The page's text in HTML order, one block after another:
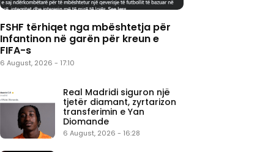
FSHF tërhiqet nga mbështetja për
Infantinon në garën për kreun e
FIFA-s
6 August, 2026 - 17:10
Real Madridi siguron një
tjetër diamant, zyrtarizon
transferimin e Yan
Diomande
6 August, 2026 - 16:28